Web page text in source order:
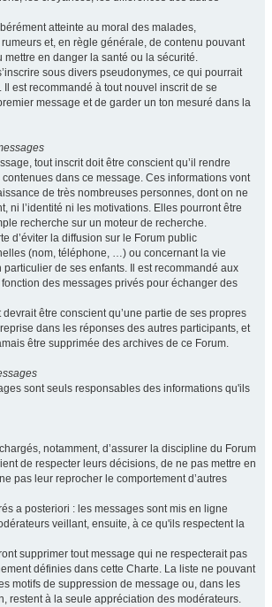
atteinte au moral des malades,
et, en règle générale, de contenu pouvant
mettre en danger la santé ou la sécurité.
sous divers pseudonymes, ce qui pourrait
est recommandé à tout nouvel inscrit de se
message et de garder un ton mesuré dans la
tout inscrit doit être conscient qu’il rendre
dans ce message. Ces informations vont
de très nombreuses personnes, dont on ne
ni l’identité ni les motivations. Elles pourront être
recherche sur un moteur de recherche.
d’éviter la diffusion sur le Forum public
(nom, téléphone, …) ou concernant la vie
de ses enfants. Il est recommandé aux
des messages privés pour échanger des
devrait être conscient qu’une partie de ses propres
dans les réponses des autres participants, et
être supprimée des archives de ce Forum.
sont seuls responsables des informations qu'ils
notamment, d’assurer la discipline du Forum
de respecter leurs décisions, de ne pas mettre en
pas leur reprocher le comportement d’autres
a posteriori : les messages sont mis en ligne
veillant, ensuite, à ce qu'ils respectent la
supprimer tout message qui ne respecterait pas
définies dans cette Charte. La liste ne pouvant
motifs de suppression de message ou, dans les
restent à la seule appréciation des modérateurs.